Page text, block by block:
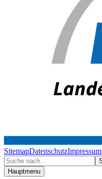
SitemapDatenschutzImpressum
Hauptmenu